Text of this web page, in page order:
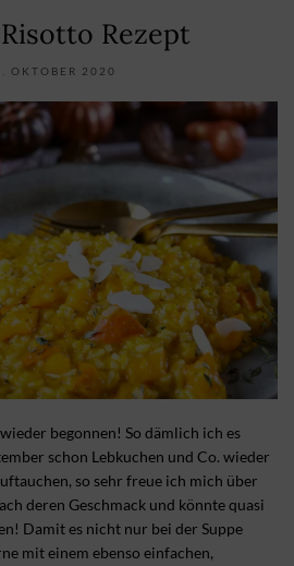
Rezept
OKTOBER 2020
wieder begonnen! So dämlich ich es
schon Lebkuchen und Co. wieder
so sehr freue ich mich über
deren Geschmack und könnte quasi
Damit es nicht nur bei der Suppe
mit einem ebenso einfachen,